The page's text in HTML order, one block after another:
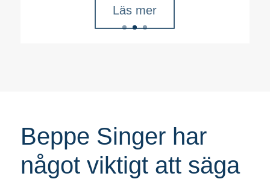
Läs mer
Beppe Singer har
något viktigt att säga